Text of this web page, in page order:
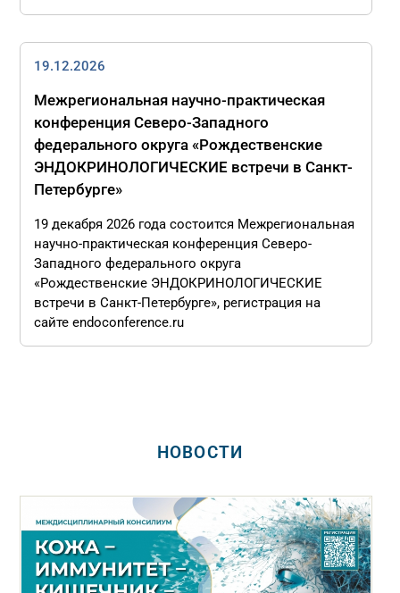
19.12.2026
Межрегиональная научно-практическая
конференция Северо-Западного
федерального округа «Рождественские
ЭНДОКРИНОЛОГИЧЕСКИЕ встречи в Санкт-
Петербурге»
19 декабря 2026 года состоится Межрегиональная
научно-практическая конференция Северо-
Западного федерального округа
«Рождественские ЭНДОКРИНОЛОГИЧЕСКИЕ
встречи в Санкт-Петербурге», регистрация на
сайте endoconference.ru
НОВОСТИ